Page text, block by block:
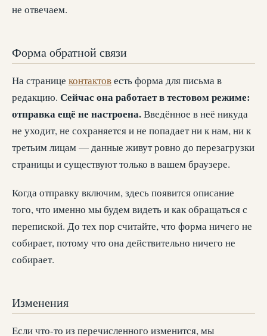
не отвечаем.
Форма обратной связи
На странице контактовесть форма для письма в
редакцию. Сейчас она работает в тестовом режиме:
отправка ещё не настроена.Введённое в неё никуда
не уходит, не сохраняется и не попадает ни к нам, ни к
третьим лицам — данные живут ровно до перезагрузки
страницы и существуют только в вашем браузере.
Когда отправку включим, здесь появится описание
того, что именно мы будем видеть и как обращаться с
перепиской. До тех пор считайте, что форма ничего не
собирает, потому что она действительно ничего не
собирает.
Изменения
Если что-то из перечисленного изменится, мы